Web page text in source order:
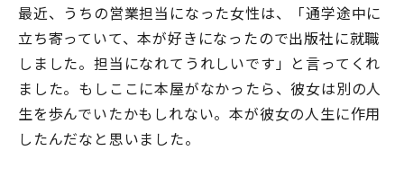
最近、うちの営業担当になった女性は、「通学途中に
立ち寄っていて、本が好きになったので出版社に就職
しました。担当になれてうれしいです」と言ってくれ
ました。もしここに本屋がなかったら、彼女は別の人
生を歩んでいたかもしれない。本が彼女の人生に作用
したんだなと思いました。